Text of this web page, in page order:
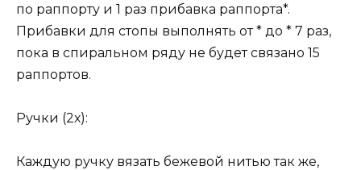
по раппорту и 1 раз прибавка раппорта*.
Прибавки для стопы выполнять от * до * 7 раз,
пока в спиральном ряду не будет связано 15
раппортов.
Ручки (2х):
Каждую ручку вязать бежевой нитью так же,